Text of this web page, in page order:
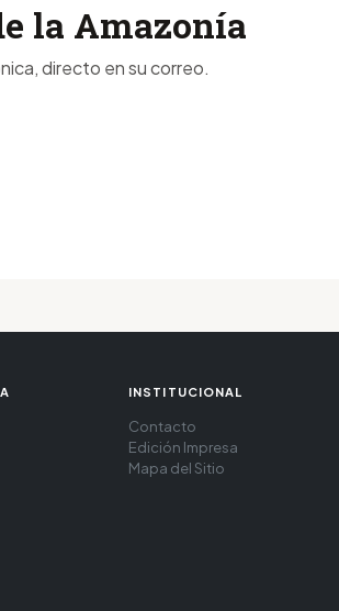
la Amazonía
directo en su correo.
INSTITUCIONAL
Contacto
Edición Impresa
Mapa del Sitio